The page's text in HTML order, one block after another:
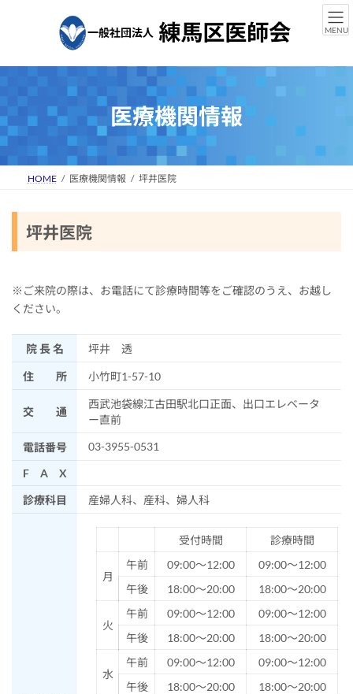
ツ
キ
ッ
プ
シ
に
移
動
医療機関情報
HOME 医療機関情報 坪井医院
坪井医院
※ご来院の際は、お電話にて診療時間等をご確認のうえ、お越し
ください。
院 長 名 坪井 透
住 所 小竹町1-57-10
交 通
西武池袋線江古田駅北口正面、出口エレベータ
ー直前
電話番号
03-3955-0531
F A X
診療科目
産婦人科、産科、婦人科
受付時間 診療時間
月
午前 09:00～12:00
09:00～12:00
午後
18:00～20:00 18:00～20:00
火
午前 09:00～12:00
09:00～12:00
午後
18:00～20:00 18:00～20:00
水
午前 09:00～12:00
09:00～12:00
午後
18:00～20:00 18:00～20:00
MENU